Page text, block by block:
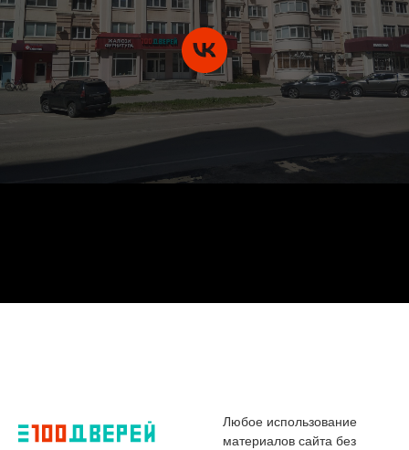
Любое использование
материалов сайта без